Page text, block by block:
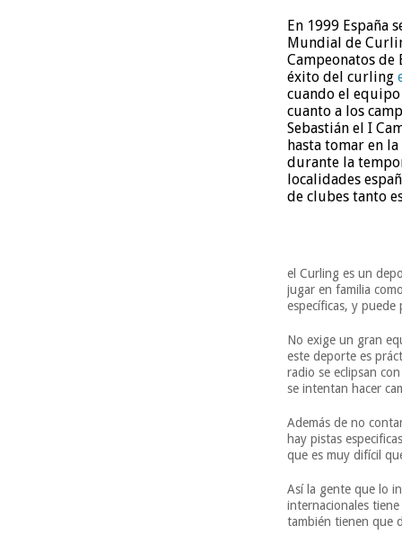
En 1999 España
Mundial de
Campeonatos
éxito del curling
cuando el equipo
cuanto a los
Sebastián el I
hasta tomar en
durante la
localidades
de clubes tanto
el Curling es un
jugar en familia
específicas, y
No exige un gran
este deporte es
radio se eclipsan
se intentan hacer
Además de no
hay pistas
que es muy difícil
Así la gente que lo
internacionales
también tienen que